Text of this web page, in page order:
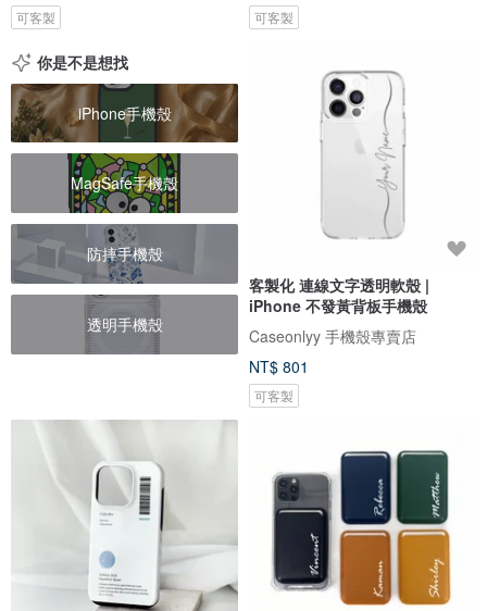
可客製 可客製
你是不是想找
iPhone手機殼
MagSafe手機殼
防摔手機殼
透明手機殼
客製化 連線文字透明軟殼 |
iPhone 不發黃背板手機殼
Caseonlyy 手機殼專賣店
NT$ 801
可客製